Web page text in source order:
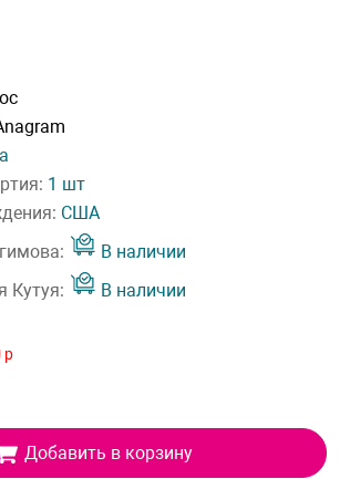
1 шт
США
В наличии
Кутуя:
В наличии
р
Добавить в корзину